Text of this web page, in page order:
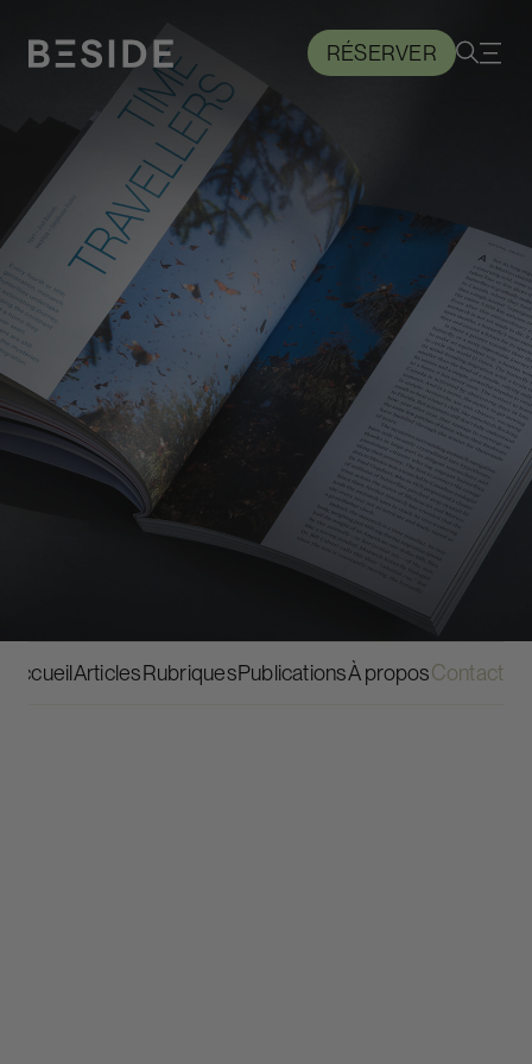
RÉSERVER
RÉSERVER
AccueilArticlesRubriquesPublicationsÀ proposContact